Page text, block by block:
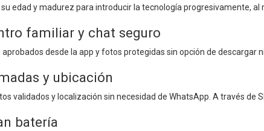
edad y madurez para introducir la tecnología progresivamente, al
familiar y chat seguro
desde la app y fotos protegidas sin opción de descargar
y ubicación
validados y localización sin necesidad de WhatsApp. A través de
batería